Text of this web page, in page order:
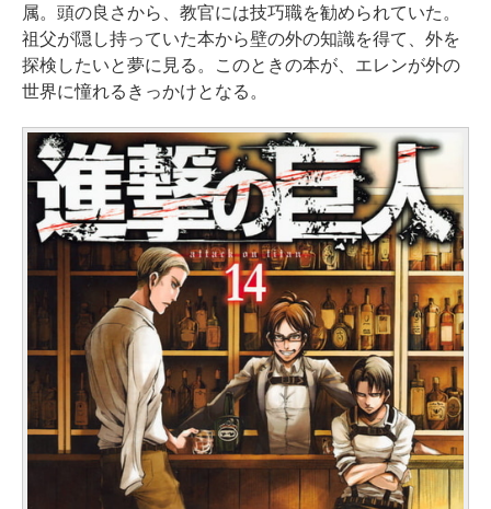
属。頭の良さから、教官には技巧職を勧められていた。
祖父が隠し持っていた本から壁の外の知識を得て、外を
探検したいと夢に見る。このときの本が、エレンが外の
世界に憧れるきっかけとなる。